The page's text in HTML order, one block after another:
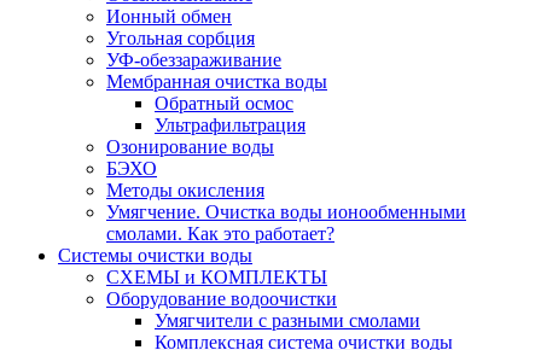
Ионный обмен
Угольная сорбция
УФ-обеззараживание
Мембранная очистка воды
Обратный осмос
Ультрафильтрация
Озонирование воды
БЭХО
Методы окисления
Умягчение. Очистка воды ионообменными
смолами. Как это работает?
Системы очистки воды
СХЕМЫ и КОМПЛЕКТЫ
Оборудование водоочистки
Умягчители с разными смолами
Комплексная система очистки воды